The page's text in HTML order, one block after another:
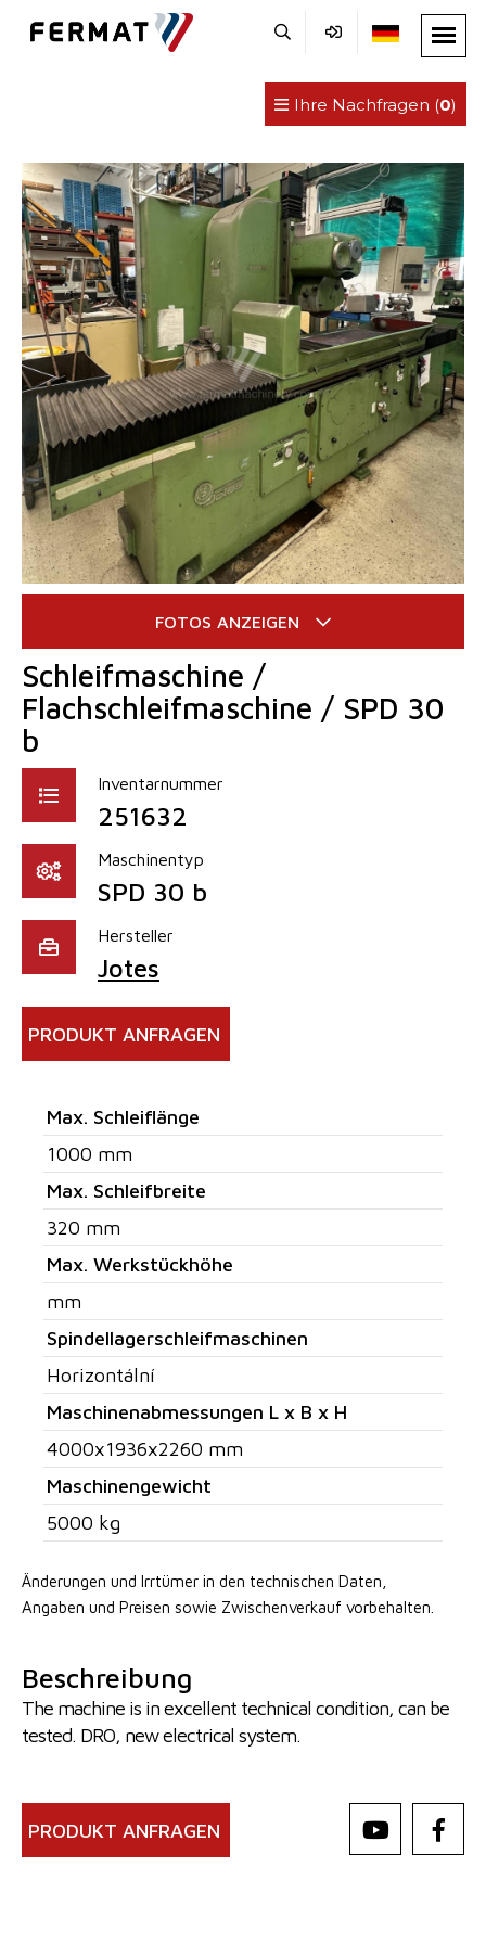
Ihre Nachfragen (0)
Schleifmaschine /
Flachschleifmaschine / SPD 30
b
Inventarnummer
251632
Maschinentyp
SPD 30 b
Hersteller
Jotes
PRODUKT ANFRAGEN
Max. Schleiflänge
1000 mm
Max. Schleifbreite
320 mm
Max. Werkstückhöhe
mm
Spindellagerschleifmaschinen
Horizontální
Maschinenabmessungen L x B x H
4000x1936x2260 mm
Maschinengewicht
5000 kg
Änderungen und Irrtümer in den technischen Daten,
Angaben und Preisen sowie Zwischenverkauf vorbehalten.
Beschreibung
The machine is in excellent technical condition, can be
tested. DRO, new electrical system.
PRODUKT ANFRAGEN